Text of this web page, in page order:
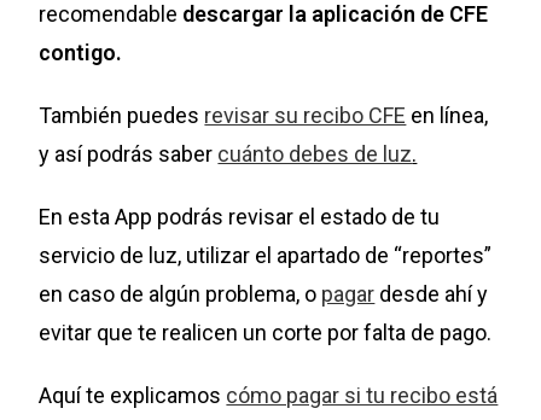
recomendable descargar la aplicación de CFE
contigo.
También puedes revisar su recibo CFE en línea,
y así podrás saber cuánto debes de luz.
En esta App podrás revisar el estado de tu
servicio de luz, utilizar el apartado de “reportes”
en caso de algún problema, o pagar desde ahí y
evitar que te realicen un corte por falta de pago.
Aquí te explicamos cómo pagar si tu recibo está